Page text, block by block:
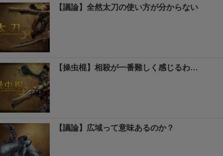
【議論】全然太刀の使い方が分からない
【操虫棍】相殺が一番難しく感じるわ…
【議論】広域って意味あるのか？